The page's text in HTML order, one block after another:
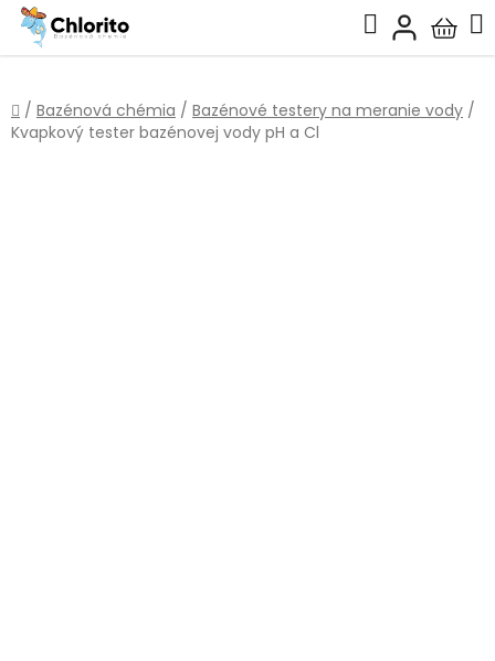
Prejsť
obsah
Hľadať
košík
Domov
/ Bazénová chémia / Bazénové testery na meranie vody /
Kvapkový tester bazénovej vody pH a Cl